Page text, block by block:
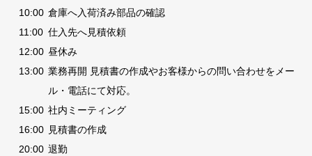
10:00 倉庫へ入荷済み部品の確認
11:00 仕入先へ見積依頼
12:00 昼休み
13:00 業務再開 見積書の作成やお客様からの問い合わせをメー
ル・電話にて対応。
15:00 社内ミーティング
16:00 見積書の作成
20:00 退勤